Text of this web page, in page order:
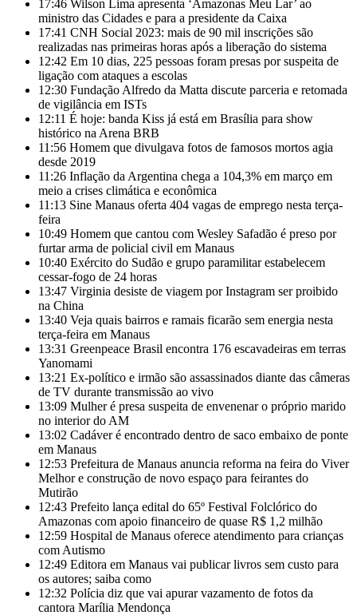
17:46 Wilson Lima apresenta ‘Amazonas Meu Lar’ ao
ministro das Cidades e para a presidente da Caixa
17:41 CNH Social 2023: mais de 90 mil inscrições são
realizadas nas primeiras horas após a liberação do sistema
12:42 Em 10 dias, 225 pessoas foram presas por suspeita de
ligação com ataques a escolas
12:30 Fundação Alfredo da Matta discute parceria e retomada
de vigilância em ISTs
12:11 É hoje: banda Kiss já está em Brasília para show
histórico na Arena BRB
11:56 Homem que divulgava fotos de famosos mortos agia
desde 2019
11:26 Inflação da Argentina chega a 104,3% em março em
meio a crises climática e econômica
11:13 Sine Manaus oferta 404 vagas de emprego nesta terça-
feira
10:49 Homem que cantou com Wesley Safadão é preso por
furtar arma de policial civil em Manaus
10:40 Exército do Sudão e grupo paramilitar estabelecem
cessar-fogo de 24 horas
13:47 Virginia desiste de viagem por Instagram ser proibido
na China
13:40 Veja quais bairros e ramais ficarão sem energia nesta
terça-feira em Manaus
13:31 Greenpeace Brasil encontra 176 escavadeiras em terras
Yanomami
13:21 Ex-político e irmão são assassinados diante das câmeras
de TV durante transmissão ao vivo
13:09 Mulher é presa suspeita de envenenar o próprio marido
no interior do AM
13:02 Cadáver é encontrado dentro de saco embaixo de ponte
em Manaus
12:53 Prefeitura de Manaus anuncia reforma na feira do Viver
Melhor e construção de novo espaço para feirantes do
Mutirão
12:43 Prefeito lança edital do 65º Festival Folclórico do
Amazonas com apoio financeiro de quase R$ 1,2 milhão
12:59 Hospital de Manaus oferece atendimento para crianças
com Autismo
12:49 Editora em Manaus vai publicar livros sem custo para
os autores; saiba como
12:32 Polícia diz que vai apurar vazamento de fotos da
cantora Marília Mendonça